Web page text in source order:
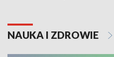
NAUKA I ZDROWIE